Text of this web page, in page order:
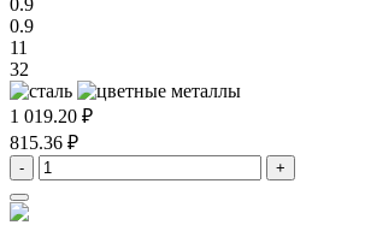
0.9
0.9
11
32
1 019.20 ₽
815.36 ₽
- +